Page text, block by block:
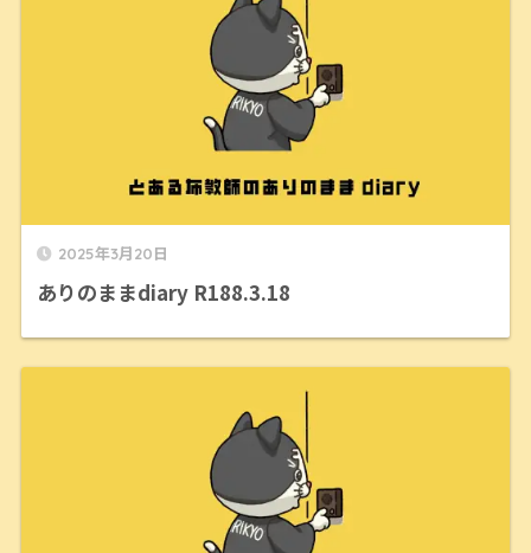
2025年3月20日
ありのままdiary R188.3.18